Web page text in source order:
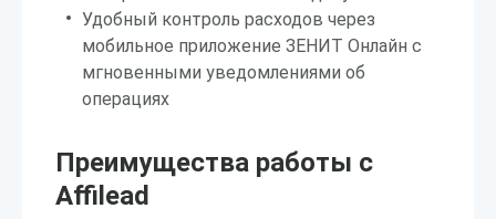
Удобный контроль расходов через
мобильное приложение ЗЕНИТ Онлайн с
мгновенными уведомлениями об
операциях
Преимущества работы с
Affilead